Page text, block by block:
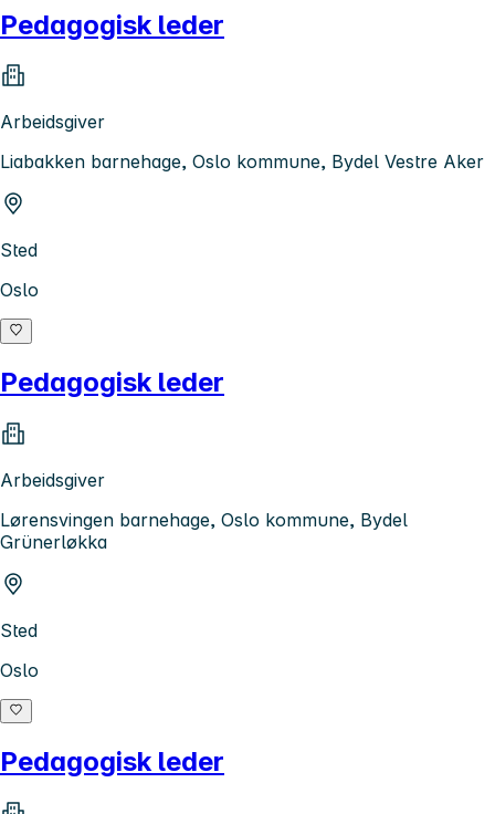
Pedagogisk leder
Arbeidsgiver
Liabakken barnehage, Oslo kommune, Bydel Vestre Aker
Sted
Oslo
Pedagogisk leder
Arbeidsgiver
Lørensvingen barnehage, Oslo kommune, Bydel
Grünerløkka
Sted
Oslo
Pedagogisk leder